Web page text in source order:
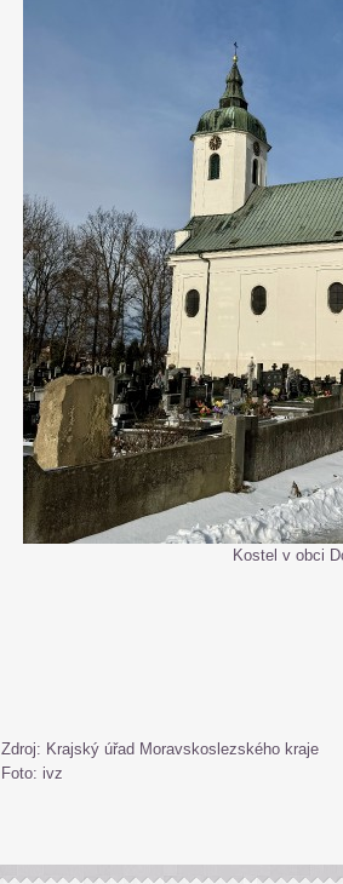
Kostel v obci
Zdroj: Krajský úřad Moravskoslezského kraje
Foto: ivz